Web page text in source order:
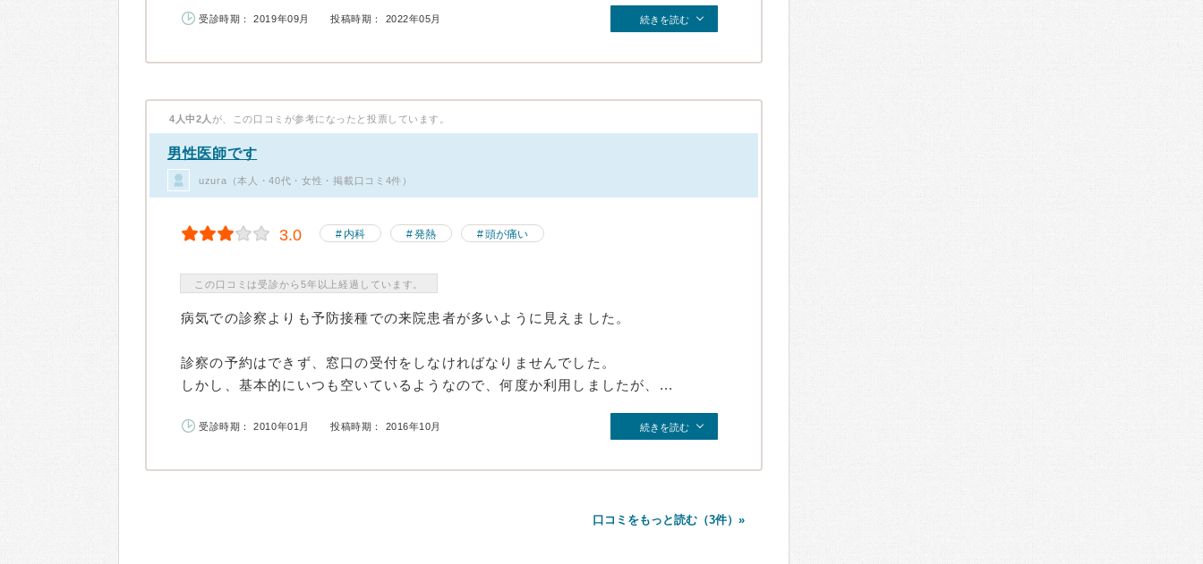
受診時期： 2019年09月 投稿時期： 2022年05月 続きを読む
4人中2人 が、この口コミが参考になったと投票しています。
男性医師です
uzura（本人・40代・女性・掲載口コミ4件）
3.0 内科 発熱 頭が痛い
この口コミは受診から5年以上経過しています。
病気での診察よりも予防接種での来院患者が多いように見えました。
診察の予約はできず、窓口の受付をしなければなりませんでした。
しかし、基本的にいつも空いているようなので、何度か利用しましたが、...
受診時期： 2010年01月 投稿時期： 2016年10月 続きを読む
口コミをもっと読む（3件）»